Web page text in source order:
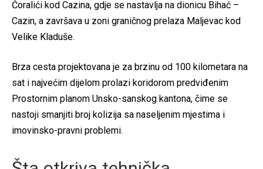
Ćoralići kod Cazina, gdje se nastavlja na dionicu Bihać –
Cazin, a završava u zoni graničnog prelaza Maljevac kod
Velike Kladuše.
Brza cesta projektovana je za brzinu od 100 kilometara na
sat i najvećim dijelom prolazi koridorom predviđenim
Prostornim planom Unsko-sanskog kantona, čime se
nastoji smanjiti broj kolizija sa naseljenim mjestima i
imovinsko-pravni problemi.